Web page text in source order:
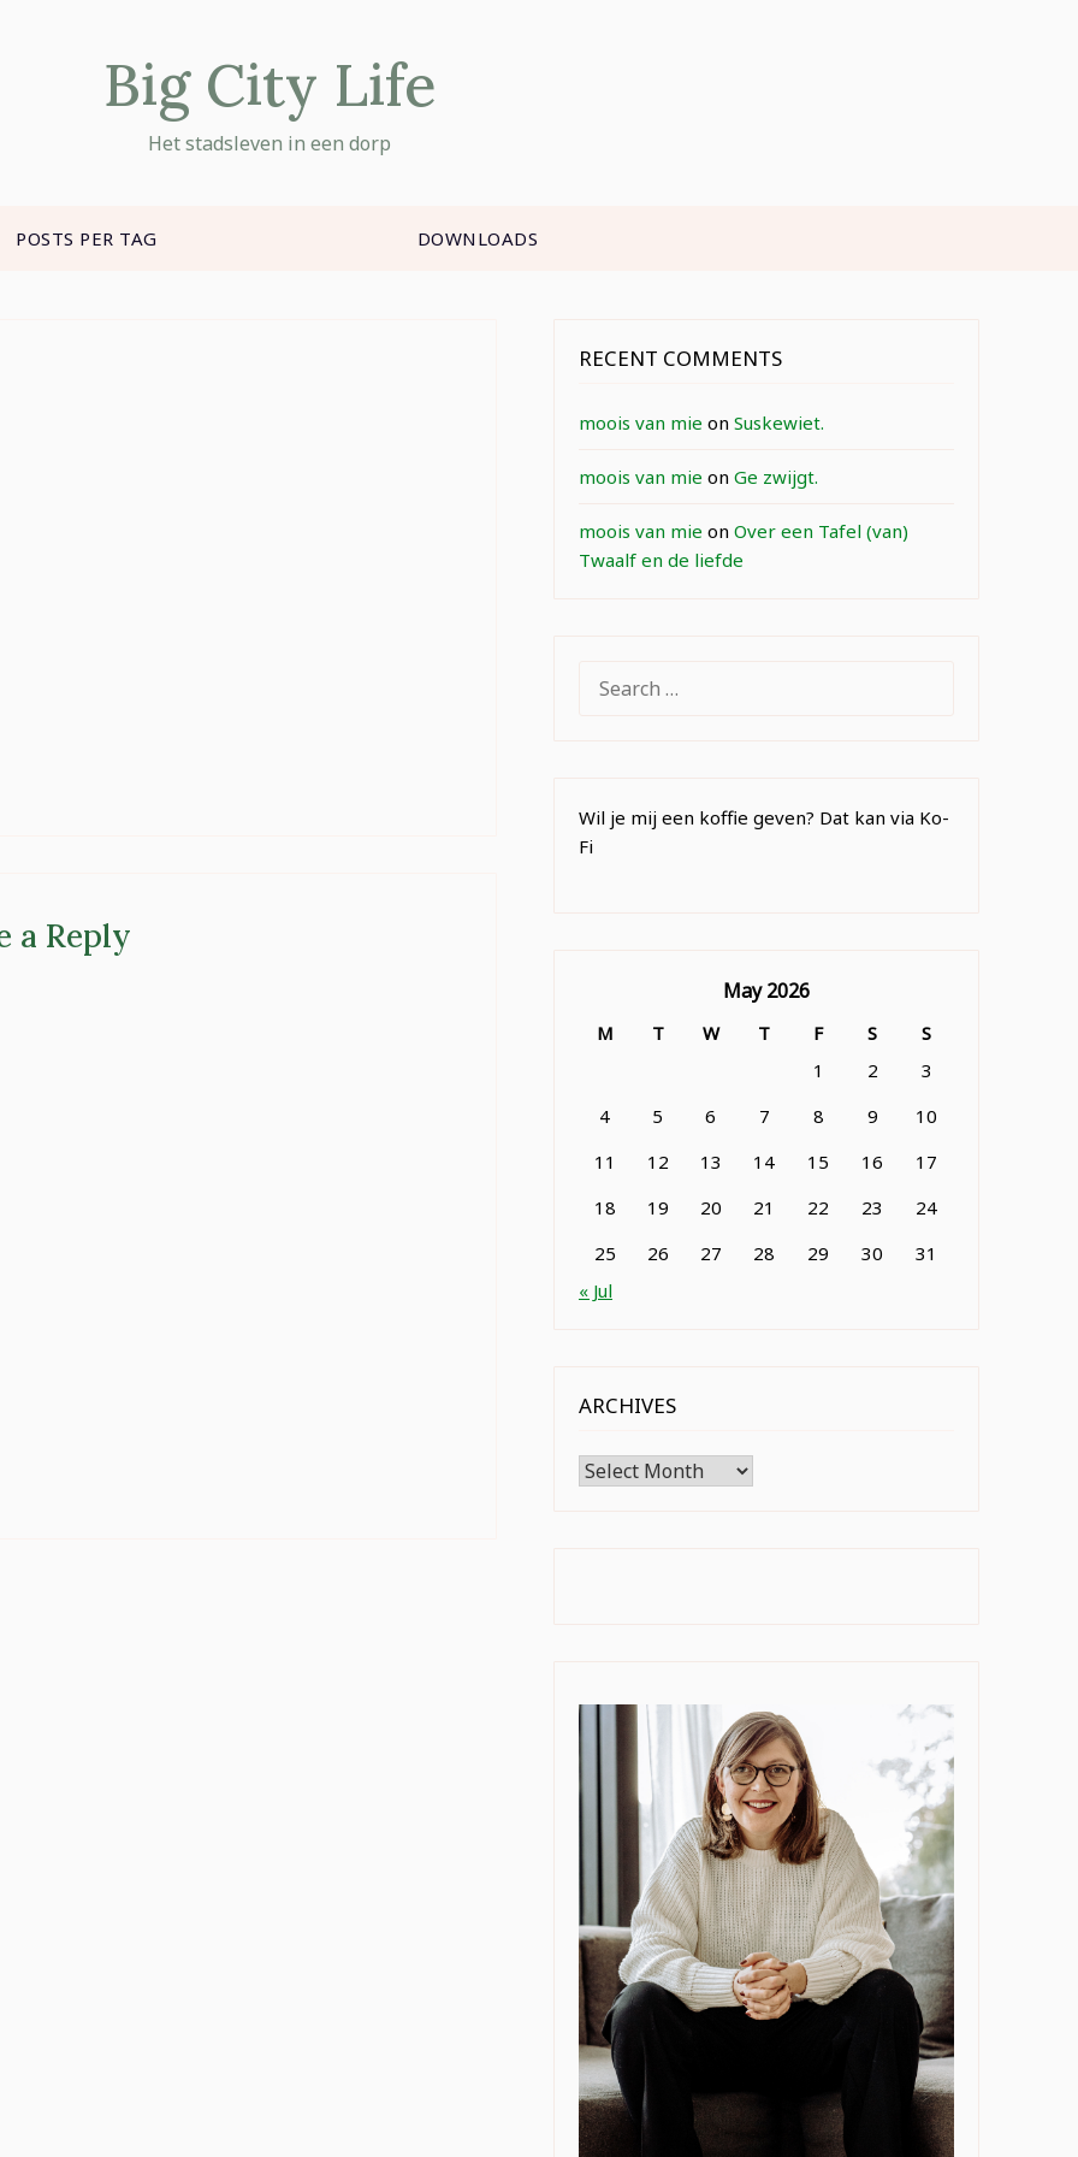
Big City Life
Het stadsleven in een dorp
POSTS PER TAG DOWNLOADS
a Reply
RECENT COMMENTS
moois van mie on Suskewiet.
moois van mie on Ge zwijgt.
moois van mie on Over een Tafel (van)
Twaalf en de liefde
FOR:
Wil je mij een koffie geven? Dat kan via Ko-
Fi
May 2026
M T W T F S
S
1
2
3
4
5 6 7 8 9
10
11
12 13 14 15 16
17
18
19 20 21 22 23
24
25
26 27 28 29 30
31
« Jul
ARCHIVES
Archives